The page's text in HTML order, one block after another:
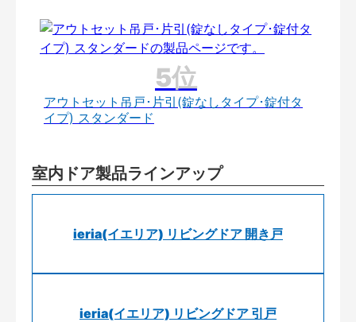
アウトセット吊戸･片引(錠なしタイプ･錠付タ
イプ) スタンダード
室内ドア製品ラインアップ
ieria(イエリア) リビングドア 開き戸
ieria(イエリア) リビングドア 引戸